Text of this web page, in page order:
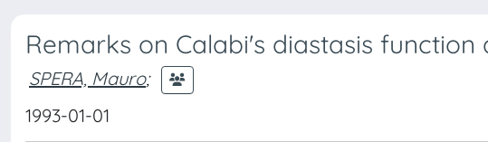
Remarks on Calabi's diastasis
SPERA, Mauro;
1993-01-01